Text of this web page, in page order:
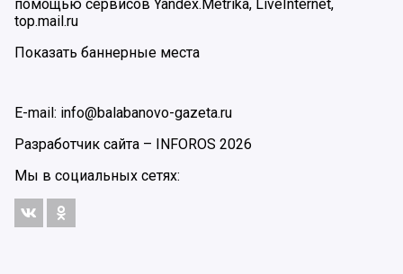
помощью сервисов Yandex.Metrika, LiveInternet,
top.mail.ru
Показать баннерные места
E-mail: info@balabanovo-gazeta.ru
Разработчик сайта –
INFOROS 2026
Мы в социальных сетях: